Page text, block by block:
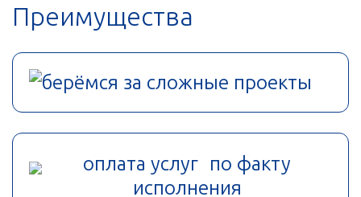
Преимущества
берёмся за сложные проекты
оплата услуг по факту
исполнения